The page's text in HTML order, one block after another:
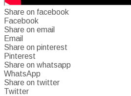
Share on facebook
Facebook
Share on email
Email
Share on pinterest
Pinterest
Share on whatsapp
WhatsApp
Share on twitter
Twitter